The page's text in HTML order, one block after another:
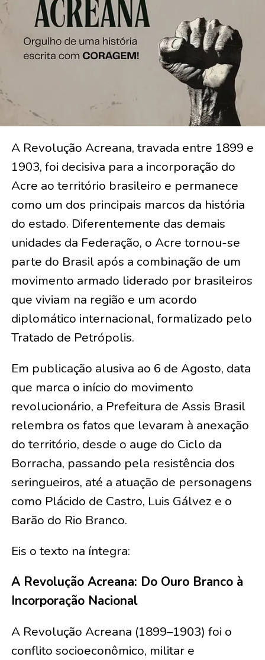
A Revolução Acreana, travada entre 1899 e
1903, foi decisiva para a incorporação do
Acre ao território brasileiro e permanece
como um dos principais marcos da história
do estado. Diferentemente das demais
unidades da Federação, o Acre tornou-se
parte do Brasil após a combinação de um
movimento armado liderado por brasileiros
que viviam na região e um acordo
diplomático internacional, formalizado pelo
Tratado de Petrópolis.
Em publicação alusiva ao 6 de Agosto, data
que marca o início do movimento
revolucionário, a Prefeitura de Assis Brasil
relembra os fatos que levaram à anexação
do território, desde o auge do Ciclo da
Borracha, passando pela resistência dos
seringueiros, até a atuação de personagens
como Plácido de Castro, Luis Gálvez e o
Barão do Rio Branco.
Eis o texto na íntegra:
A Revolução Acreana: Do Ouro Branco à
Incorporação Nacional
A Revolução Acreana (1899–1903) foi o
conflito socioeconômico, militar e